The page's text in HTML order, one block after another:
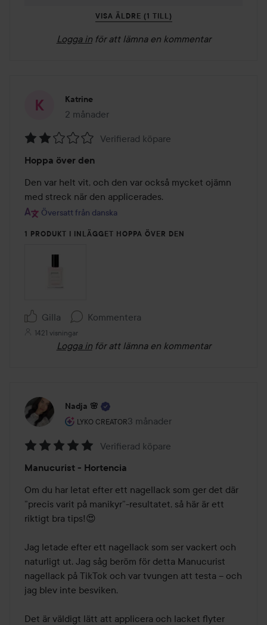
VISA ÄLDRE (1 TILL)
Logga in för att lämna en kommentar
Katrine
2 månader
Inlägget skapades 2 månader
2
av
5
Verifierad köpare
Hoppa över den
Den var helt vit, och den var också mycket ojämn
med streck när den applicerades.
Översatt från danska
1 PRODUKT I INLÄGGET HOPPA ÖVER DEN
Gilla Kommentera
1421 visningar
Logga in för att lämna en kommentar
Nadja 🌸
LYKO CREATOR
Användarens roll: Lyko Creator.
3 månader
Inlägget skapades 3 månader
5
av
5
Verifierad köpare
Manucurist - Hortencia
Om du har letat efter ett nagellack som ger det där
”precis varit på manikyr”-resultatet, så här är ett
riktigt bra tips!😍
Jag letade efter ett nagellack som ser vackert och
naturligt ut. Jag såg beröm för detta Manucurist
nagellack på TikTok och var tvungen att testa – och
jag blev inte besviken.
Det är väldigt lätt att applicera och lacket flyter